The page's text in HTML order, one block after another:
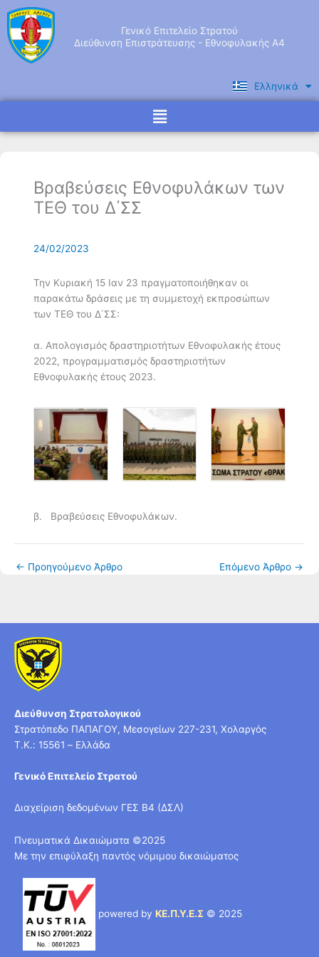
Μετάβαση
στο
περιεχόμενο
Γενικό Επιτελείο Στρατού
Διεύθυνση Επιστράτευσης - Εθνοφυλακής Α4
Ελληνικά
English
Menu
Βραβεύσεις Εθνοφυλάκων των
ΤΕΘ του Δ΄ΣΣ
24/02/2023
Την Κυριακή 15 Ιαν 23 πραγματοποιήθηκαν οι
παρακάτω δράσεις με τη συμμετοχή εκπροσώπων
των ΤΕΘ του Δ΄ΣΣ:
α. Απολογισμός δραστηριοτήτων Εθνοφυλακής έτους
2022, προγραμματισμός δραστηριοτήτων
Εθνοφυλακής έτους 2023.
β. Βραβεύσεις Εθνοφυλάκων.
← Προηγούμενο Άρθρο Επόμενο Άρθρο →
Διεύθυνση Στρατολογικού
Στρατόπεδο ΠΑΠΑΓΟΥ, Μεσογείων 227-231, Χολαργός
T.K.: 15561 – Ελλάδα
Γενικό Επιτελείο Στρατού
Διαχείριση δεδομένων ΓΕΣ Β4 (ΔΣΛ)
Πνευματικά Δικαιώματα ©2025
Με την επιφύλαξη παντός νόμιμου δικαιώματος
powered by ΚΕ.Π.Υ.Ε.Σ © 2025